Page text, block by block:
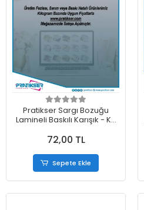
Pratikser Sargı Bozuğu
Lamineli Baskılı Karışık - Kg
72,00 TL
Sepete Ekle